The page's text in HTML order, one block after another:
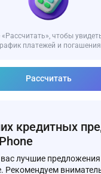
чтобы
платежей и погашения
Рассчитать
кредитных
лучшие
Рекомендуем